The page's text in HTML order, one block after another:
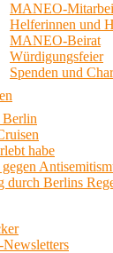
MANEO-
Helferinnen und
MANEO-Beirat
Würdigungsfeier
Spenden und
habe
durch Berlins